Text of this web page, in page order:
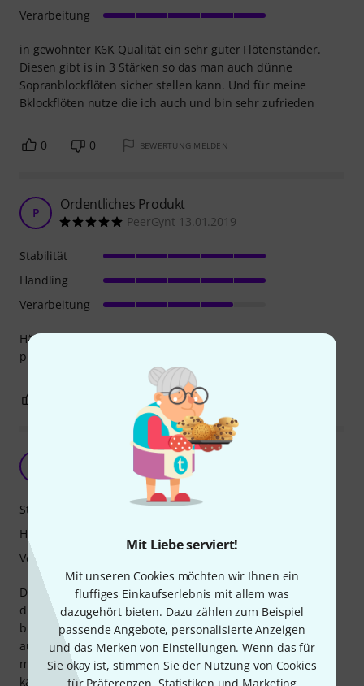
Mit Liebe serviert!
Mit unseren Cookies möchten wir Ihnen ein
fluffiges Einkaufserlebnis mit allem was
dazugehört bieten. Dazu zählen zum Beispiel
passende Angebote, personalisierte Anzeigen
und das Merken von Einstellungen. Wenn das für
Sie okay ist, stimmen Sie der Nutzung von Cookies
für Präferenzen, Statistiken und Marketing
in gewohnter K6K Qualität ein sehr guter Flötenständer.
Diesen gibt is in 3 Stärken so das man auch dünne
Sopranblockflöten sicher stellen kann. Und für meine
Bklockflöten nutze die ich auch und bin sehr zufrieden
Verarbeitung
0 0 BEWERTUNG MELDEN
P Ordentliches Produkt
PeerGynt 13.01.2019
Hält die Flöte stabil, ist sehr gut mitzunehmen,
problemloser Auf- und Abbau.
Stabilität
Handling
Verarbeitung
BEWERTUNG MELDEN
Klein und Standfest.
der Werwurm 15.01.2025
Der Ständer ist sehr klein zusammenlegbar und bietet
durch die Kreuzform der Beine Sopran- oder Sopranino-
blockflöten einen sicheren stand. Der Kegel ist nicht
austauschbar. Wehr mehrere Flöten zeitgleich aufstellen
möchte muss entweder mehrere Ständer erwerben oder
kann es mit der K&M 17715 Peg base versuchen. dort gäbe
Stabilität
Handling
Verarbeitung